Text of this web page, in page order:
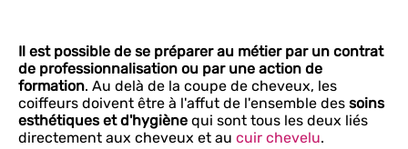
Il est possible de se préparer au métier par un contrat
de professionnalisation ou par une action de
formation. Au delà de la coupe de cheveux, les
coiffeurs doivent être à l'affut de l'ensemble des soins
esthétiques et d'hygiène qui sont tous les deux liés
directement aux cheveux et au cuir chevelu.